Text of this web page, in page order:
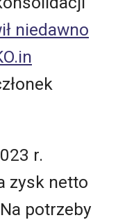
niedawno
r.
zysk netto
potrzeby